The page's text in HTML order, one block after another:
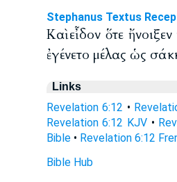
Stephanus Textus
Καὶ εἶδον ὅτε
ἐγένετο μέλας ὡς
Links
Revelation 6:12 •
Revelation 6:12 KJV•
Bible• Revelation 6:12
Bible Hub